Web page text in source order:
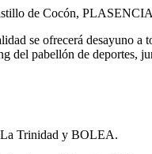
de Cocón,
se ofrecerá desayuno a
del pabellón de deportes,
Trinidad y BOLEA.